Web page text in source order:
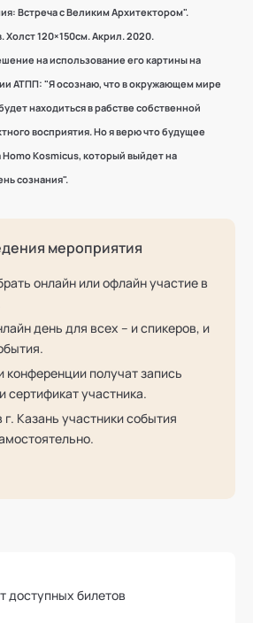
Встреча с Великим Архитектором".
Холст 120×150см. Акрил. 2020.
на использование его картины на
АТПП: "Я осознаю, что в окружающем мире
находиться в рабстве собственной
восприятия. Но я верю что будущее
Homo Kosmicus, который выйдет на
сознания".
мероприятия
онлайн или офлайн участие в
день для всех – и спикеров, и
конференции получат запись
сертификат участника.
Казань участники события
доступных билетов